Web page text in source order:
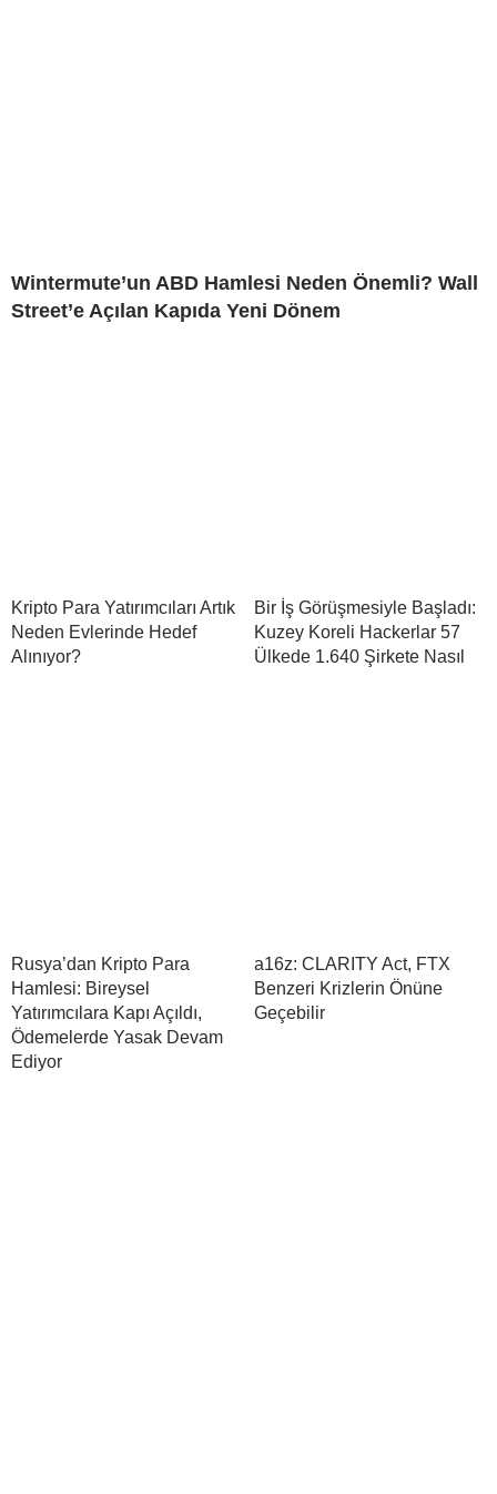
Wintermute’un ABD Hamlesi Neden Önemli? Wall
Street’e Açılan Kapıda Yeni Dönem
Kripto Para Yatırımcıları Artık
Neden Evlerinde Hedef
Alınıyor?
Bir İş Görüşmesiyle Başladı:
Kuzey Koreli Hackerlar 57
Ülkede 1.640 Şirkete Nasıl
Rusya’dan Kripto Para
Hamlesi: Bireysel
Yatırımcılara Kapı Açıldı,
Ödemelerde Yasak Devam
Ediyor
a16z: CLARITY Act, FTX
Benzeri Krizlerin Önüne
Geçebilir